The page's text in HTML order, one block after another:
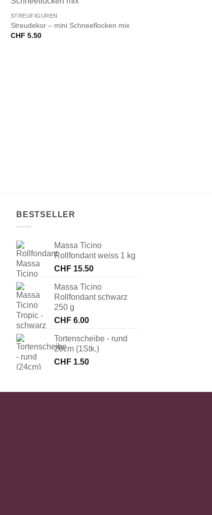
STREUFIGUREN
Streudekor – mini Schneeflocken mix
CHF 5.50
BESTSELLER
Massa Ticino
Rollfondant weiss 1 kg
CHF 15.50
Massa Ticino
Rollfondant schwarz
250 g
CHF 6.00
Tortenscheibe - rund
26cm (1Stk.)
CHF 1.50